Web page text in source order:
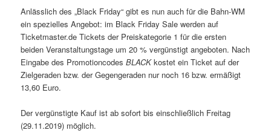
Anlässlich des „Black Friday“ gibt es nun auch für die Bahn-WM
ein spezielles Angebot: im Black Friday Sale werden auf
Ticketmaster.de Tickets der Preiskategorie 1 für die ersten
beiden Veranstaltungstage um 20 % vergünstigt angeboten. Nach
Eingabe des PromotioncodesBLACKkostet ein Ticket auf der
Zielgeraden bzw. der Gegengeraden nur noch 16 bzw. ermäßigt
13,60 Euro.
Der vergünstigte Kauf ist ab sofort bis einschließlich Freitag
(29.11.2019) möglich.